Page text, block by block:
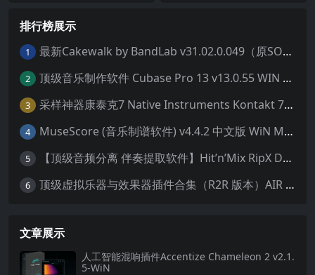
排行榜展示
1 最新Cakewalk by BandLab v31.02.0.049（原SONAR白金版）中文版/安装方法（Win）
2 顶级音乐制作软件 Cubase Pro 13 v13.0.55 WIN MAC 破解版下载含全套80G音色库 附安装教程
3 采样神器康泰克7 Native Instruments Kontakt 7 v7.10.9 WiN MAC 便携版 MAC含批量入库工具 NICNT文件制作工具 非标准音色库入库
4 MuseScore (音乐制谱软件) v4.4.2 中文版 WiN MAC
5 【顶级音频分离 伴奏提取软件】Hit’n’Mix RipX DeepAudio v7.5.1 WIN MAC
6 顶级虚拟乐器与效果器插件合集（R2R 版本）AIR Music Technology
文章展示
人工智能混响插件Accentize Chameleon 2 v2.1.
5-WiN